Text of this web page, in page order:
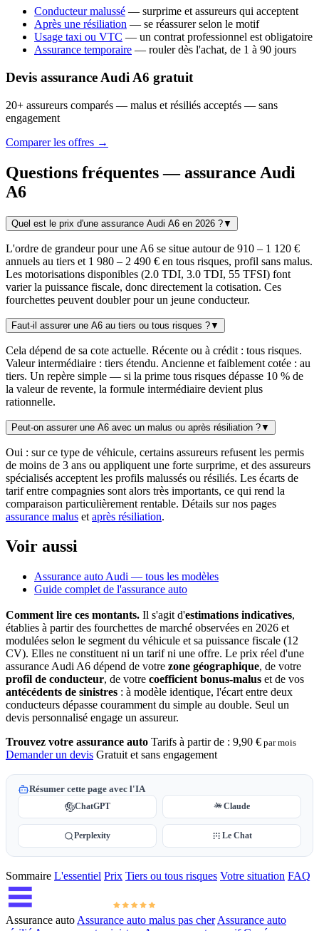
Conducteur malussé — surprime et assureurs qui acceptent
Après une résiliation — se réassurer selon le motif
Usage taxi ou VTC — un contrat professionnel est obligatoire
Assurance temporaire — rouler dès l'achat, de 1 à 90 jours
Devis assurance Audi A6 gratuit
20+ assureurs comparés — malus et résiliés acceptés — sans
engagement
Comparer les offres →
Questions fréquentes — assurance Audi
A6
Quel est le prix d'une assurance Audi A6 en 2026 ?▼
L'ordre de grandeur pour une A6 se situe autour de 910 – 1 120 €
annuels au tiers et 1 980 – 2 490 € en tous risques, profil sans malus.
Les motorisations disponibles (2.0 TDI, 3.0 TDI, 55 TFSI) font
varier la puissance fiscale, donc directement la cotisation. Ces
fourchettes peuvent doubler pour un jeune conducteur.
Faut-il assurer une A6 au tiers ou tous risques ?▼
Cela dépend de sa cote actuelle. Récente ou à crédit : tous risques.
Valeur intermédiaire : tiers étendu. Ancienne et faiblement cotée : au
tiers. Un repère simple — si la prime tous risques dépasse 10 % de
la valeur de revente, la formule intermédiaire devient plus
rationnelle.
Peut-on assurer une A6 avec un malus ou après résiliation ?▼
Oui : sur ce type de véhicule, certains assureurs refusent les permis
de moins de 3 ans ou appliquent une forte surprime, et des assureurs
spécialisés acceptent les profils malussés ou résiliés. Les écarts de
tarif entre compagnies sont alors très importants, ce qui rend la
comparaison particulièrement rentable. Détails sur nos pages
assurance malus et après résiliation.
Voir aussi
Assurance auto Audi — tous les modèles
Guide complet de l'assurance auto
Comment lire ces montants. Il s'agit d'estimations indicatives,
établies à partir des fourchettes de marché observées en 2026 et
modulées selon le segment du véhicule et sa puissance fiscale (12
CV). Elles ne constituent ni un tarif ni une offre. Le prix réel d'une
assurance Audi A6 dépend de votre zone géographique, de votre
profil de conducteur, de votre coefficient bonus-malus et de vos
antécédents de sinistres : à modèle identique, l'écart entre deux
conducteurs dépasse couramment du simple au double. Seul un
devis personnalisé engage un assureur.
Trouvez votre assurance auto Tarifs à partir de : 9,90 € par mois
Demander un devis Gratuit et sans engagement
Résumer cette page avec l'IA
ChatGPT Claude
Perplexity Le Chat
Sommaire L'essentiel Prix Tiers ou tous risques Votre situation FAQ
Assurance auto Assurance auto malus pas cher Assurance auto